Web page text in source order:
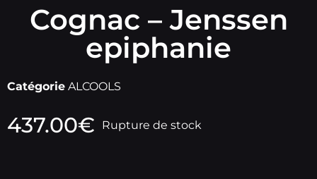
Cognac – Jenssen
epiphanie
Catégorie ALCOOLS
437.00€ Rupture de stock